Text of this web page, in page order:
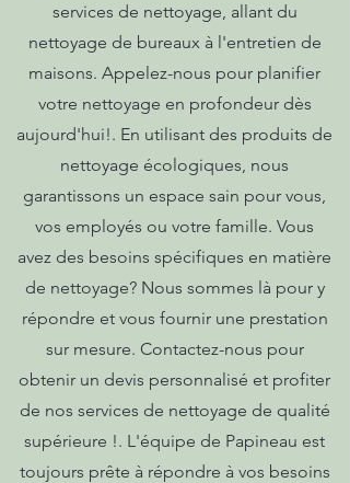
services de nettoyage, allant du
nettoyage de bureaux à l'entretien de
maisons. Appelez-nous pour planifier
votre nettoyage en profondeur dès
aujourd'hui!. En utilisant des produits de
nettoyage écologiques, nous
garantissons un espace sain pour vous,
vos employés ou votre famille. Vous
avez des besoins spécifiques en matière
de nettoyage? Nous sommes là pour y
répondre et vous fournir une prestation
sur mesure. Contactez-nous pour
obtenir un devis personnalisé et profiter
de nos services de nettoyage de qualité
supérieure !. L'équipe de Papineau est
toujours prête à répondre à vos besoins